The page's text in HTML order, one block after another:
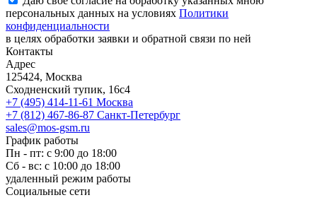
персональных данных на условиях Политики
конфиденциальности
в целях обработки заявки и обратной связи по ней
Контакты
Адрес
125424, Москва
Сходненский тупик, 16с4
+7 (495) 414-11-61 Москва
+7 (812) 467-86-87 Санкт-Петербург
sales@mos-gsm.ru
График работы
Пн - пт: с 9:00 до 18:00
Сб - вс: с 10:00 до 18:00
удаленный режим работы
Социальные сети